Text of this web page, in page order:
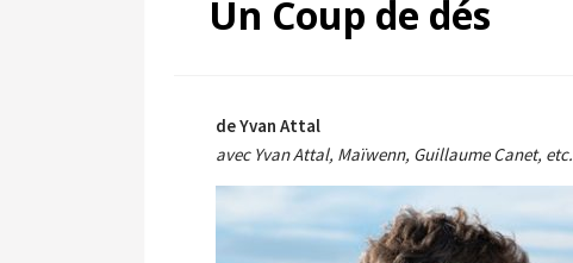
Un Coup de dés
de Yvan Attal
avec Yvan Attal, Maïwenn, Guillaume Canet, etc.